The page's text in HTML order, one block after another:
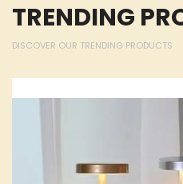
TRENDING
DISCOVER OUR TRENDING PRODUCTS